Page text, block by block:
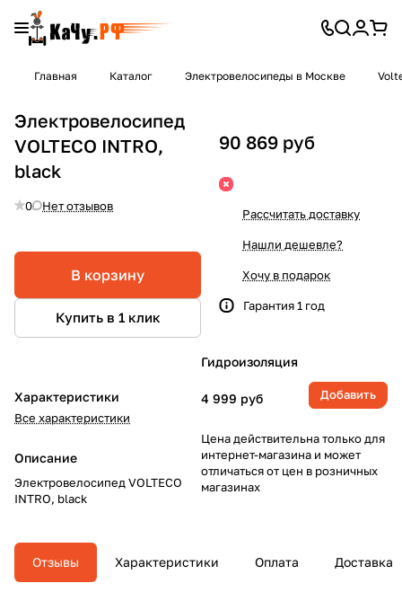
Главная Каталог Электровелосипеды в Москве
Электровелосипед
VOLTECO INTRO,
black
0 Нет отзывов
В корзину
Купить в 1 клик
Характеристики
Все характеристики
Описание
Электровелосипед VOLTECO
INTRO, black
90 869 руб
Рассчитать доставку
Нашли дешевле?
Хочу в подарок
Гарантия 1 год
Гидроизоляция
4 999 руб Добавить
Цена действительна только для
интернет-магазина и может
отличаться от цен в розничных
магазинах
Отзывы Характеристики Оплата Доставка